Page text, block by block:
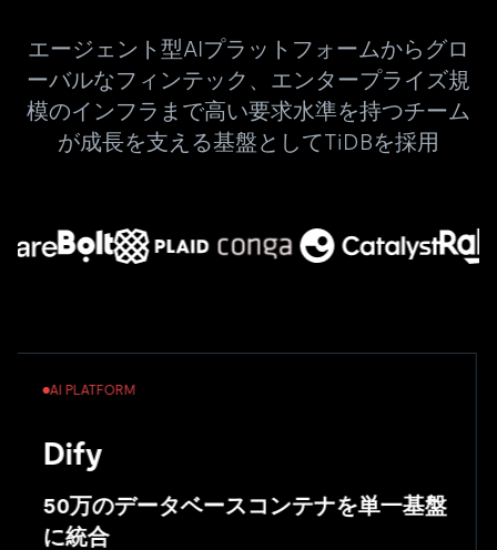
エージェント型AIプラットフォームからグロ
ーバルなフィンテック、エンタープライズ規
模のインフラまで高い要求水準を持つチーム
が成長を支える基盤としてTiDBを採用
AI PLATFORM
Dify
50万のデータベースコンテナを単一基盤
に統合